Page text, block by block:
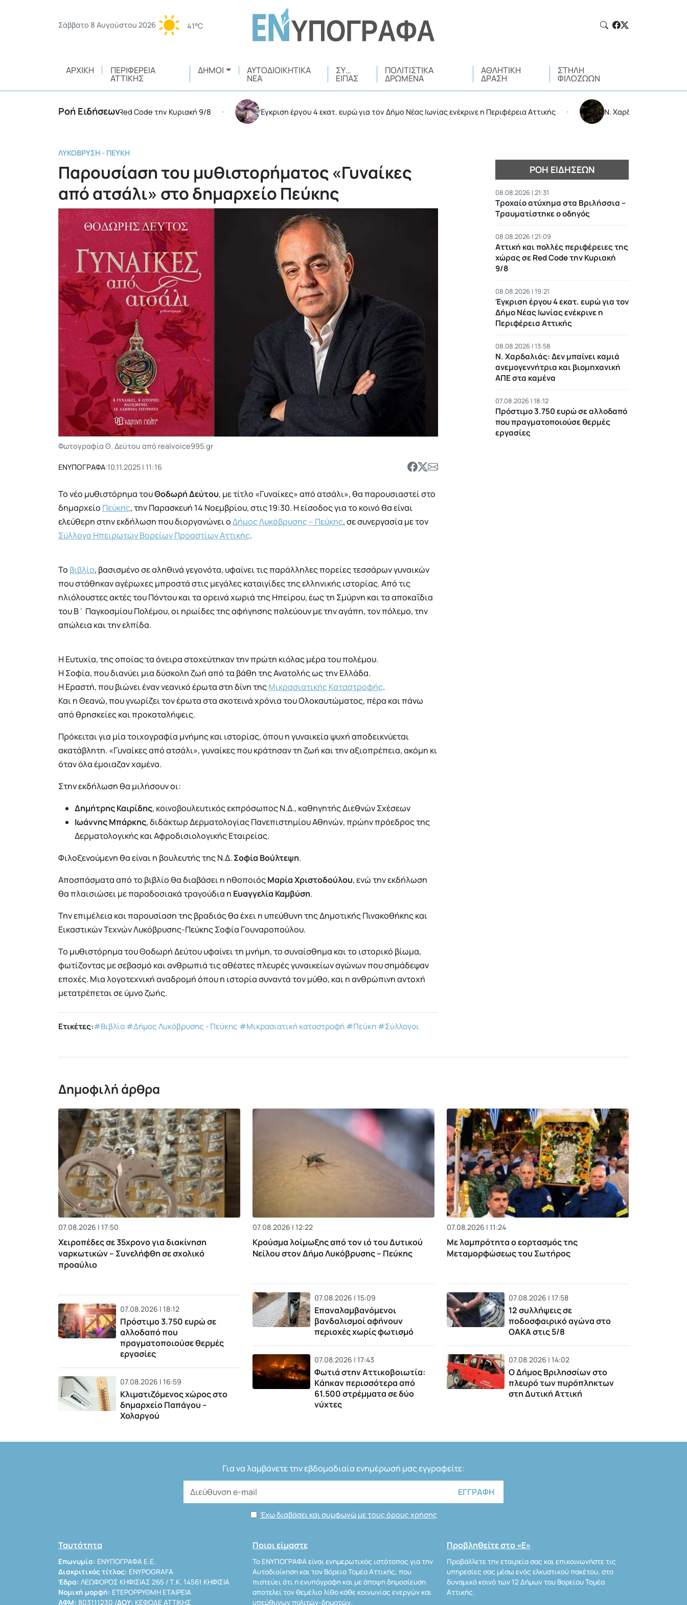
Σάββατο 8 Αυγούστου 2026 41°C
ΑΡΧΙΚΉ ΠΕΡΙΦΈΡΕΙΑ
ΑΤΤΙΚΉΣ
ΔΉΜΟΙ ΑΥΤΟΔΙΟΙΚΗΤΙΚΆ
ΝΈΑ
ΣΥ…
ΕΊΠΑΣ
ΠΟΛΙΤΙΣΤΙΚΆ
ΔΡΏΜΕΝΑ
ΑΘΛΗΤΙΚΉ
ΔΡΆΣΗ
ΣΤΉΛΗ
ΦΙΛΌΖΩΩΝ
Ροή Ειδήσεων
της χώρας σε Red Code την Κυριακή 9/8 • Έγκριση έργου 4 εκατ. ευρώ για τον Δήμο Νέας Ιωνίας ενέκρινε η Περιφέρεια Αττικής • Ν. Χαρδαλιάς: Δεν μπαίνει
ΛΥΚΌΒΡΥΣΗ - ΠΕΎΚΗ
Παρουσίαση του μυθιστορήματος «Γυναίκες
από ατσάλι» στο δημαρχείο Πεύκης
Φωτογραφία Θ. Δεύτου από realvoice995.gr
ΕΝΥΠΟΓΡΑΦΑ|10.11.2025 | 11:16
Το νέο μυθιστόρημα τουΘοδωρήΔεύτου, με τίτλο «Γυναίκες» από ατσάλι», θα παρουσιαστεί στο
δημαρχείο Πεύκης, την Παρασκευή 14 Νοεμβρίου, στις 19:30. Η είσοδος για το κοινό θα είναι
ελεύθερη στην εκδήλωση που διοργανώνει οΔήμος Λυκόβρυσης – Πεύκης, σε συνεργασία με τον
Σύλλογο Ηπειρωτών Βορείων Προαστίων Αττικής.
Το βιβλίο, βασισμένο σε αληθινά γεγονότα, υφαίνει τις παράλληλες πορείες τεσσάρων γυναικών
που στάθηκαν αγέρωχες μπροστά στις μεγάλες καταιγίδες της ελληνικής ιστορίας. Από τις
ηλιόλουστες ακτές του Πόντου και τα ορεινά χωριά της Ηπείρου, έως τη Σμύρνη και τα αποκαΐδια
του Β΄ Παγκοσμίου Πολέμου, οι ηρωίδες της αφήγησης παλεύουν με την αγάπη, τον πόλεμο, την
απώλεια και την ελπίδα.
Η Ευτυχία, της οποίας τα όνειρα στοχεύτηκαν την πρώτη κιόλας μέρα του πολέμου.
Η Σοφία, που διανύει μια δύσκολη ζωή από τα βάθη της Ανατολής ως την Ελλάδα.
Η Εραστή, που βιώνει έναν νεανικό έρωτα στη δίνη τηςΜικρασιατικής Καταστροφής.
Και η Θεανώ, που γνωρίζει τον έρωτα στα σκοτεινά χρόνια του Ολοκαυτώματος, πέρα και πάνω
από θρησκείες και προκαταλήψεις.
Πρόκειται για μία τοιχογραφία μνήμης και ιστορίας, όπου η γυναικεία ψυχή αποδεικνύεται
ακατάβλητη. «Γυναίκες από ατσάλι», γυναίκες που κράτησαν τη ζωή και την αξιοπρέπεια, ακόμη κι
όταν όλα έμοιαζαν χαμένα.
Στην εκδήλωση θα μιλήσουν οι:
Δημήτρης Καιρίδης, κοινοβουλευτικός εκπρόσωπος Ν.Δ., καθηγητής Διεθνών Σχέσεων
Ιωάννης Μπάρκης, διδάκτωρ Δερματολογίας Πανεπιστημίου Αθηνών, πρώην πρόεδρος της
Δερματολογικής και Αφροδισιολογικής Εταιρείας.
Φιλοξενούμενη θα είναι η βουλευτής της Ν.Δ. Σοφία Βούλτεψη.
Αποσπάσματα από το βιβλίο θα διαβάσει η ηθοποιόςΜαρία Χριστοδούλου, ενώ την εκδήλωση
θα πλαισιώσει με παραδοσιακά τραγούδια η Ευαγγελία Καμβύση.
Την επιμέλεια και παρουσίαση της βραδιάς θα έχει η υπεύθυνη της Δημοτικής Πινακοθήκης και
Εικαστικών Τεχνών Λυκόβρυσης-Πεύκης Σοφία Γουναροπούλου.
Το μυθιστόρημα του Θοδωρή Δεύτου υφαίνει τη μνήμη, το συναίσθημα και το ιστορικό βίωμα,
φωτίζοντας με σεβασμό και ανθρωπιά τις αθέατες πλευρές γυναικείων αγώνων που σημάδεψαν
εποχές. Μια λογοτεχνική αναδρομή όπου η ιστορία συναντά τον μύθο, και η ανθρώπινη αντοχή
μετατρέπεται σε ύμνο ζωής.
Ετικέτες:#Βιβλία#Δήμος Λυκόβρυσης - Πεύκης #Μικρασιατική καταστροφή#Πεύκη#Σύλλογοι
ΡΟΉ ΕΙΔΉΣΕΩΝ
08.08.2026 | 21:31
Τροχαίο ατύχημα στα Βριλήσσια –
Τραυματίστηκε ο οδηγός
08.08.2026 | 21:09
Αττική και πολλές περιφέρειες της
χώρας σε Red Code την Κυριακή
9/8
08.08.2026 | 19:21
Έγκριση έργου 4 εκατ. ευρώ για τον
Δήμο Νέας Ιωνίας ενέκρινε η
Περιφέρεια Αττικής
08.08.2026 | 13:58
Ν. Χαρδαλιάς: Δεν μπαίνει καμιά
ανεμογεννήτρια και βιομηχανική
ΑΠΕ στα καμένα
07.08.2026 | 18:12
Πρόστιμο 3.750 ευρώ σε αλλοδαπό
που πραγματοποιούσε θερμές
εργασίες
Δημοφιλή άρθρα
07.08.2026 | 17:50
Χειροπέδες σε 35χρονο για διακίνηση
ναρκωτικών – Συνελήφθη σε σχολικό
προαύλιο
07.08.2026 | 18:12
Πρόστιμο 3.750 ευρώ σε
αλλοδαπό που
πραγματοποιούσε θερμές
εργασίες
07.08.2026 | 16:59
Κλιματιζόμενος χώρος στο
δημαρχείο Παπάγου –
Χολαργού
07.08.2026 | 12:22
Κρούσμα λοίμωξης από τον ιό του Δυτικού
Νείλου στον Δήμο Λυκόβρυσης – Πεύκης
07.08.2026 | 15:09
Επαναλαμβανόμενοι
βανδαλισμοί αφήνουν
περιοχές χωρίς φωτισμό
07.08.2026 | 17:43
Φωτιά στην Αττικοβοιωτία:
Kάηκαν περισσότερα από
61.500 στρέμματα σε δύο
νύχτες
07.08.2026 | 11:24
Με λαμπρότητα ο εορτασμός της
Μεταμορφώσεως του Σωτήρος
07.08.2026 | 17:58
12 συλλήψεις σε
ποδοσφαιρικό αγώνα στο
ΟΑΚΑ στις 5/8
07.08.2026 | 14:02
Ο Δήμος Βριλησσίων στο
πλευρό των πυρόπληκτων
στη Δυτική Αττική
Για να λαμβάνετε την εβδομαδιαία ενημέρωσή μας εγγραφείτε:
Έχω διαβάσει και συμφωνώ με τους όρους χρήσης
Ταυτότητα
Επωνυμία: ΕΝΥΠΟΓΡΑΦΑ Ε.Ε.
Διακριτικός τίτλος: ENYPOGRAFA
Έδρα: ΛΕΩΦΟΡΟΣ ΚΗΦΙΣΙΑΣ 265 / Τ.Κ. 14561 ΚΗΦΙΣΙΑ
Νομική μορφή: ΕΤΕΡΟΡΡΥΘΜΗ ΕΤΑΙΡΕΙΑ
ΑΦΜ: 803111230 /ΔΟΥ: ΚΕΦΟΔΕ ΑΤΤΙΚΗΣ
Ποιοι είμαστε
Το ΕΝΥΠΟΓΡΑΦΑ είναι ενημερωτικός ιστότοπος για την
Αυτοδιοίκηση και τον Βόρειο Τομέα Αττικής, που
πιστεύει ότι η ενυπόγραφη και με άποψη δημοσίευση
αποτελεί τον θεμέλιο λίθο κάθε κοινωνίας ενεργών και
υπεύθυνων πολιτών-δημοτών.
Προβληθείτε στο «Ε»
Προβάλλετε την εταιρεία σας και επικοινωνήστε τις
υπηρεσίες σας μέσω ενός ελκυστικού πακέτου, στο
δυναμικό κοινό των 12 Δήμων του Βορείου Τομέα
Αττικής.